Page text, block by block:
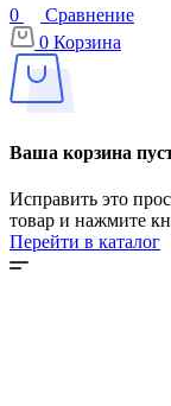
0
Сравнение
0 Корзина
Ваша корзина
Исправить это
товар и нажмите
Перейти в каталог